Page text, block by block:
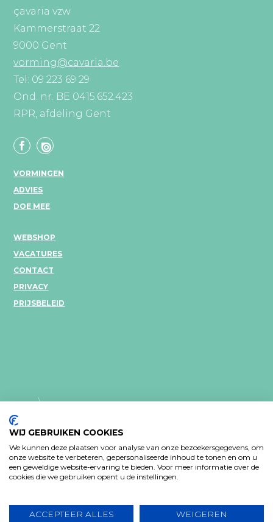
çavaria vzw
Kammerstraat 22
9000 Gent
vorming@cavaria.be
Tel: 09 223 69 29
Ond. nr. BE 0415.652.423
RPR, afdeling Gent
VORMINGEN
ADVIES
DOE MEE
WEBSHOP
VACATURES
CONTACT
PRIVACY
PRIJSBELEID
PRIVACY VERKLARING
www.koba.be
WIJ GEBRUIKEN COOKIES
We kunnen deze plaatsen voor analyse van onze bezoekersgegevens, om
onze website te verbeteren, gepersonaliseerde inhoud te tonen en om u
een geweldige website-ervaring te bieden. Voor meer informatie over de
cookies die we gebruiken opent u de instellingen.
ACCEPTEER ALLES WEIGEREN